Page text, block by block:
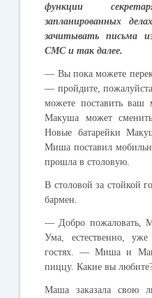
функции
запланированных
делах
зачитывать
письма
СМС и так далее.
— Вы пока можете
— пройдите,пожалуйста
можете поставить ваш
Макуша
может сменить
Новые батарейки
Миша поставил
прошла в столовую
В столовой за стойкой
бармен
— Добро пожаловать,
Ума
естественно,уже
гостях . —Миша и
пиццу.Какие вы любите
Маша заказала свою